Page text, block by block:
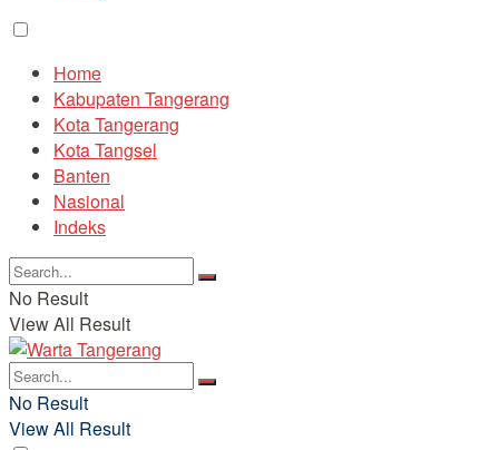
Home
Kabupaten Tangerang
Kota Tangerang
Kota Tangsel
Banten
Nasional
Indeks
No Result
View All Result
No Result
View All Result